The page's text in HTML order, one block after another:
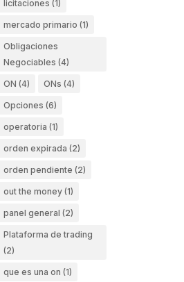
licitaciones (1)
mercado primario (1)
Obligaciones
Negociables (4)
ON (4) ONs (4)
Opciones (6)
operatoria (1)
orden expirada (2)
orden pendiente (2)
out the money (1)
panel general (2)
Plataforma de trading
(2)
que es una on (1)